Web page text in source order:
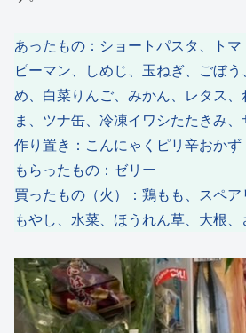
あったもの：ショートパスタ、トマ
ピーマン、しめじ、玉ねぎ、ごぼ
め、白菜りんご、みかん、レタス
ま、ツナ缶、冷凍イワシたたきみ
作り置き：こんにゃくピリ辛おかず
もらったもの：ゼリー
買ったもの（火）：鶏もも、スペア
もやし、水菜、ほうれん草、大根、